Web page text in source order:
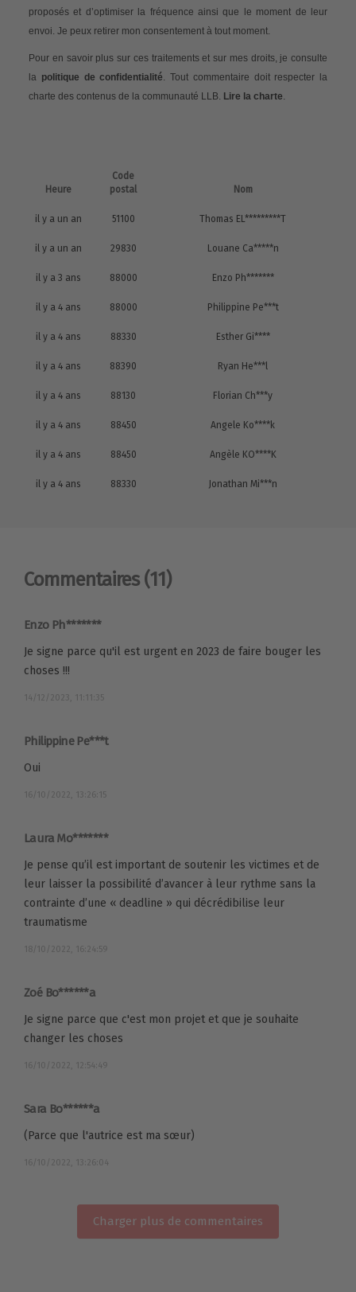
proposés et d’optimiser la fréquence ainsi que le moment de leur
envoi. Je peux retirer mon consentement à tout moment.
Pour en savoir plus sur ces traitements et sur mes droits, je consulte
la politique de confidentialité. Tout commentaire doit respecter la
charte des contenus de la communauté LLB. Lire la charte.
Heure
Code
postal
Nom
il y a un an 51100 Thomas EL*********T
il y a un an 29830 Louane Ca*****n
il y a 3 ans 88000 Enzo Ph*******
il y a 4 ans 88000 Philippine Pe***t
il y a 4 ans 88330 Esther Gi****
il y a 4 ans 88390 Ryan He***l
il y a 4 ans 88130 Florian Ch***y
il y a 4 ans 88450 Angele Ko****k
il y a 4 ans 88450 Angèle KO****K
il y a 4 ans 88330 Jonathan Mi***n
Commentaires (11)
Enzo Ph*******
Je signe parce qu'il est urgent en 2023 de faire bouger les
choses !!!
14/12/2023, 11:11:35
Philippine Pe***t
Oui
16/10/2022, 13:26:15
Laura Mo*******
Je pense qu’il est important de soutenir les victimes et de
leur laisser la possibilité d’avancer à leur rythme sans la
contrainte d’une « deadline » qui décrédibilise leur
traumatisme
18/10/2022, 16:24:59
Zoé Bo******a
Je signe parce que c'est mon projet et que je souhaite
changer les choses
16/10/2022, 12:54:49
Sara Bo******a
(Parce que l'autrice est ma sœur)
16/10/2022, 13:26:04
Charger plus de commentaires